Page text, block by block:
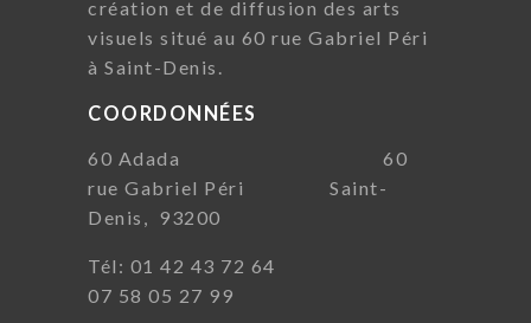
création et de diffusion des arts
visuels situé au 60 rue Gabriel Péri
à Saint-Denis.
COORDONNÉES
60 Adada 60
rue Gabriel Péri Saint-
Denis, 93200
Tél: 01 42 43 72 64
07 58 05 27 99